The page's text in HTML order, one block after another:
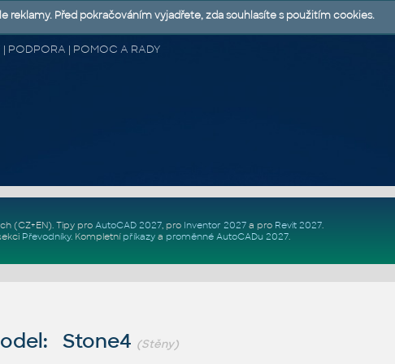
| PODPORA | POMOC A RADY
(CZ+EN). Tipy pro AutoCAD 2027, pro Inventor 2027a pro Revit 2027.
Převodníky. Kompletní příkazya proměnné AutoCADu 2027.
Stone4 (Stěny)
reklamy. Před pokračováním vyjadřete, zda souhlasíte s použitím cookies.